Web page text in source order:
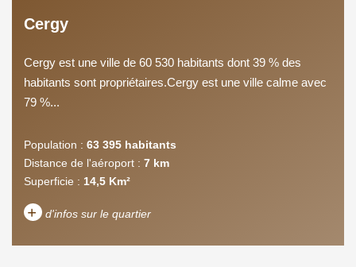
Cergy
Cergy est une ville de 60 530 habitants dont 39 % des
habitants sont propriétaires.Cergy est une ville calme avec
79 %...
Population : 63 395 habitants
Distance de l'aéroport : 7 km
Superficie : 14,5 Km²
+ d'infos sur le quartier